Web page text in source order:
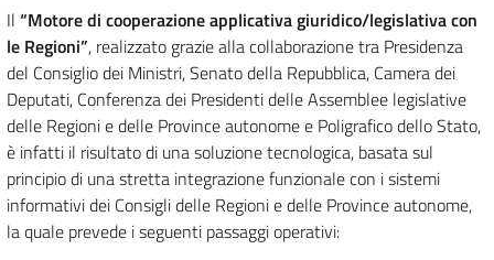
Il “Motore di cooperazione applicativa giuridico/legislativa con
le Regioni”, realizzato grazie alla collaborazione tra Presidenza
del Consiglio dei Ministri, Senato della Repubblica, Camera dei
Deputati, Conferenza dei Presidenti delle Assemblee legislative
delle Regioni e delle Province autonome e Poligrafico dello Stato,
è infatti il risultato di una soluzione tecnologica, basata sul
principio di una stretta integrazione funzionale con i sistemi
informativi dei Consigli delle Regioni e delle Province autonome,
la quale prevede i seguenti passaggi operativi: